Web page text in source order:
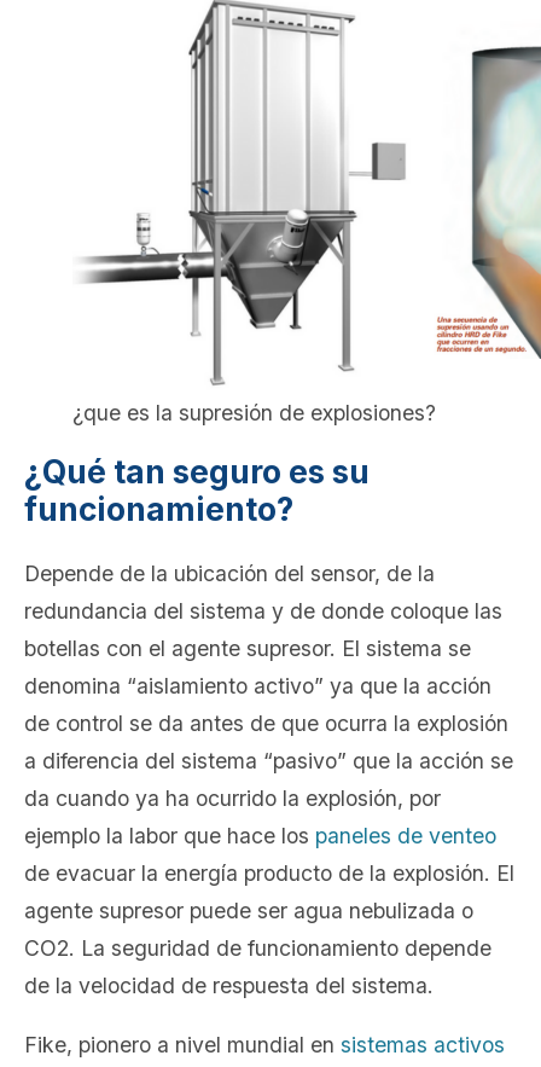
¿que es la supresión de explosiones?
¿Qué tan seguro es su
funcionamiento?
Depende de la ubicación del sensor, de la
redundancia del sistema y de donde coloque las
botellas con el agente supresor. El sistema se
denomina “aislamiento activo” ya que la acción
de control se da antes de que ocurra la explosión
a diferencia del sistema “pasivo” que la acción se
da cuando ya ha ocurrido la explosión, por
ejemplo la labor que hace los paneles de venteo
de evacuar la energía producto de la explosión. El
agente supresor puede ser agua nebulizada o
CO2. La seguridad de funcionamiento depende
de la velocidad de respuesta del sistema.
Fike, pionero a nivel mundial en sistemas activos